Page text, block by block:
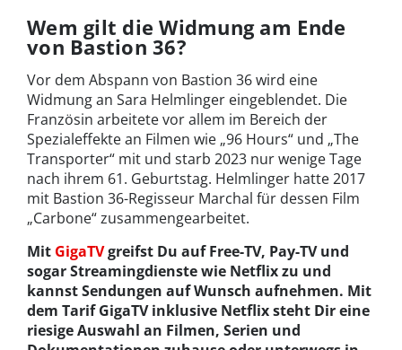
Wem gilt die Widmung am Ende
von Bastion 36?
Vor dem Abspann von Bastion 36 wird eine
Widmung an Sara Helmlinger eingeblendet. Die
Französin arbeitete vor allem im Bereich der
Spezialeffekte an Filmen wie „96 Hours“ und „The
Transporter“ mit und starb 2023 nur wenige Tage
nach ihrem 61. Geburtstag. Helmlinger hatte 2017
mit Bastion 36-Regisseur Marchal für dessen Film
„Carbone“ zusammengearbeitet.
Mit GigaTVgreifst Du auf Free-TV, Pay-TV und
sogar Streamingdienste wie Netflix zu und
kannst Sendungen auf Wunsch aufnehmen. Mit
dem Tarif GigaTV inklusive Netflix steht Dir eine
riesige Auswahl an Filmen, Serien und